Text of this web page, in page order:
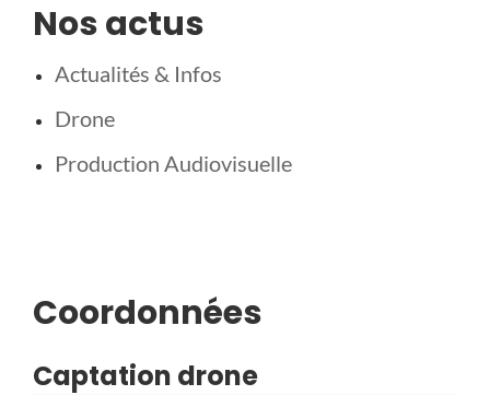
Nos actus
Actualités & Infos
Drone
Production Audiovisuelle
Coordonnées
Captation drone